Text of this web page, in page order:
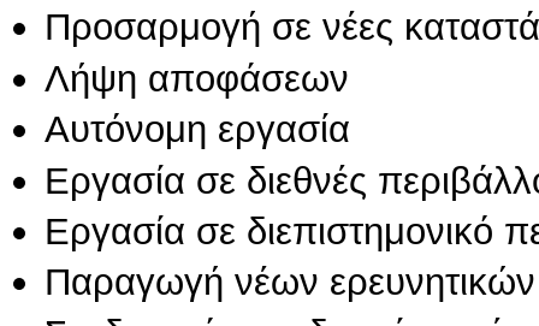
Προσαρμογή σε νέες
Λήψη αποφάσεων
Αυτόνομη εργασία
Εργασία σε διεθνές
Εργασία σε διεπιστημονικό
Παραγωγή νέων